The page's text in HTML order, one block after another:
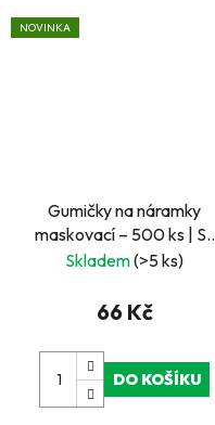
NOVINKA
Gumičky na náramky
maskovací – 500 ks | S-
clip spony a háček
Skladem(>5 ks)
66 Kč
DO KOŠÍKU